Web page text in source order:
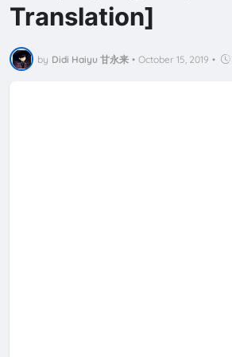
Translation]
by Didi Haiyu 甘永来 • October 15, 2019 •